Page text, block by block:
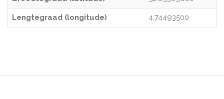
Lengtegraad (longitude) 4.74493500